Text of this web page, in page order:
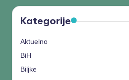
Kategorije
Aktuelno
BiH
Biljke